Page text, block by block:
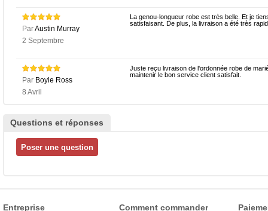
ParAustin Murray
2 Septembre
La genou-longueur robe est très belle. Et je
satisfaisant. De plus, la livraison a été très
Par Boyle Ross
8 Avril
Juste reçu livraison de l'ordonnée robe de
maintenir le bon service client satisfait.
Questions et réponses
Entreprise Comment commander